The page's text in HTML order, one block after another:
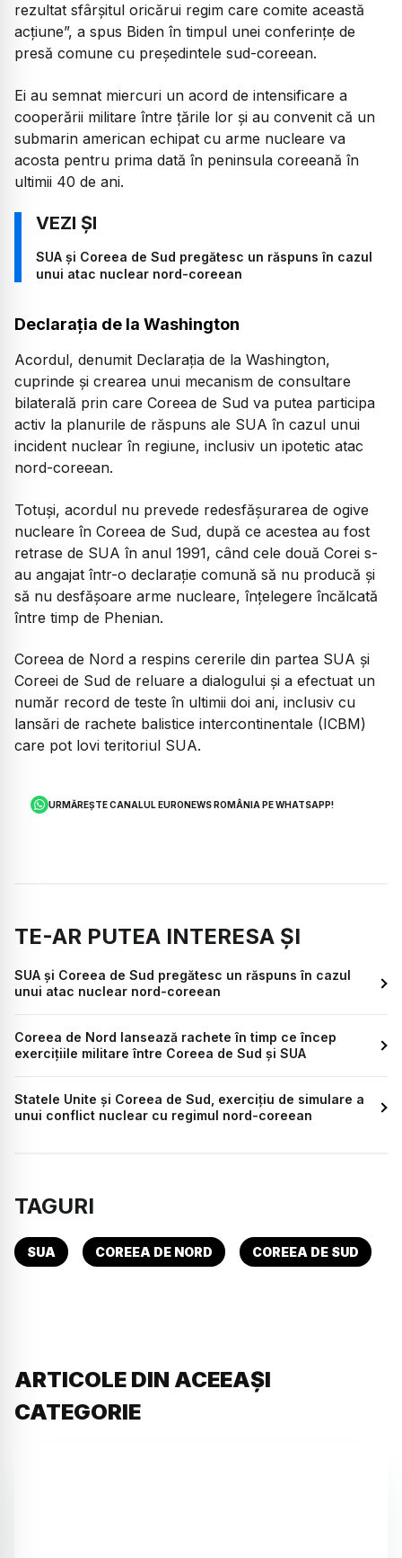
rezultat sfârşitul oricărui regim care comite această
acţiune”, a spus Biden în timpul unei conferinţe de
presă comune cu preşedintele sud-coreean.
Ei au semnat miercuri un acord de intensificare a
cooperării militare între ţările lor şi au convenit că un
submarin american echipat cu arme nucleare va
acosta pentru prima dată în peninsula coreeană în
ultimii 40 de ani.
SUA și Coreea de Sud pregătesc un răspuns în cazul
unui atac nuclear nord-coreean
Declaraţia de la Washington
Acordul, denumit Declaraţia de la Washington,
cuprinde şi crearea unui mecanism de consultare
bilaterală prin care Coreea de Sud va putea participa
activ la planurile de răspuns ale SUA în cazul unui
incident nuclear în regiune, inclusiv un ipotetic atac
nord-coreean.
Totuşi, acordul nu prevede redesfăşurarea de ogive
nucleare în Coreea de Sud, după ce acestea au fost
retrase de SUA în anul 1991, când cele două Corei s-
au angajat într-o declaraţie comună să nu producă şi
să nu desfăşoare arme nucleare, înţelegere încălcată
între timp de Phenian.
Coreea de Nord a respins cererile din partea SUA şi
Coreei de Sud de reluare a dialogului şi a efectuat un
număr record de teste în ultimii doi ani, inclusiv cu
lansări de rachete balistice intercontinentale (ICBM)
care pot lovi teritoriul SUA.
URMĂREȘTE CANALUL EURONEWS ROMÂNIA PE WHATSAPP!
TE-AR PUTEA INTERESA ȘI
SUA și Coreea de Sud pregătesc un răspuns în cazul
unui atac nuclear nord-coreean
Coreea de Nord lansează rachete în timp ce încep
exercițiile militare între Coreea de Sud și SUA
Statele Unite şi Coreea de Sud, exerciţiu de simulare a
unui conflict nuclear cu regimul nord-coreean
TAGURI
SUA COREEA DE NORD COREEA DE SUD
ARTICOLE DIN ACEEAȘI
CATEGORIE